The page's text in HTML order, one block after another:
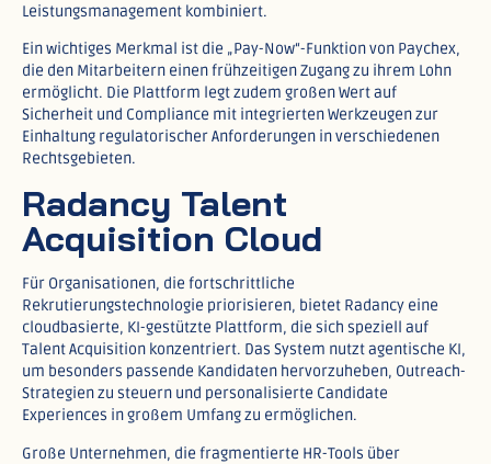
Leistungsmanagement kombiniert.​
Ein wichtiges Merkmal ist die „Pay-Now“-Funktion von Paychex,
die den Mitarbeitern einen frühzeitigen Zugang zu ihrem Lohn
ermöglicht. Die Plattform legt zudem großen Wert auf
Sicherheit und Compliance mit integrierten Werkzeugen zur
Einhaltung regulatorischer Anforderungen in verschiedenen
Rechtsgebieten.​
Radancy Talent
Acquisition Cloud
Für Organisationen, die fortschrittliche
Rekrutierungstechnologie priorisieren, bietet Radancy eine
cloudbasierte, KI-gestützte Plattform, die sich speziell auf
Talent Acquisition konzentriert. Das System nutzt agentische KI,
um besonders passende Kandidaten hervorzuheben, Outreach-
Strategien zu steuern und personalisierte Candidate
Experiences in großem Umfang zu ermöglichen.​
Große Unternehmen, die fragmentierte HR-Tools über